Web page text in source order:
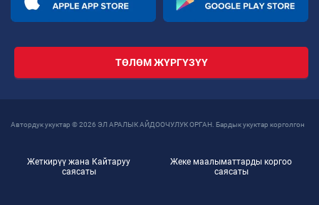
ТӨЛӨМ ЖҮРГҮЗҮҮ
Автордук укуктар © 2026 ЭЛ АРАЛЫК АЙДООЧУЛУК ОРГАН. Бардык укуктар корголгон
Жеткирүү жана Кайтаруу
саясаты
Жеке маалыматтарды коргоо
саясаты